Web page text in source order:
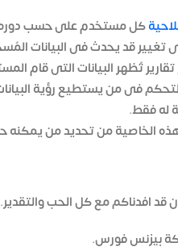
كل مستخدم على حسب
تغيير قد يحدث فى البيانات
تُظهر البيانات التى قام
فى من يستطيع رؤية
له فقط.
الخاصية من تحديد من يمكنه
قد افدناكم مع كل الحب والتقدير.
بيزنس فورس.